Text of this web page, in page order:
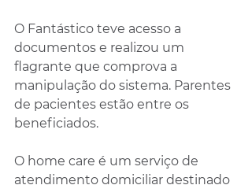
O Fantástico teve acesso a
documentos e realizou um
flagrante que comprova a
manipulação do sistema. Parentes
de pacientes estão entre os
beneficiados.
O home care é um serviço de
atendimento domiciliar destinado